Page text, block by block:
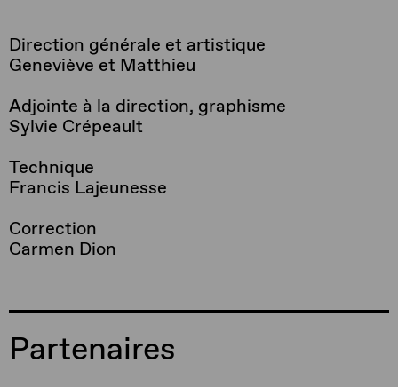
Direction générale et artistique
Geneviève et Matthieu
Adjointe à la direction, graphisme
Sylvie Crépeault
Technique
Francis Lajeunesse
Correction
Carmen Dion
Partenaires